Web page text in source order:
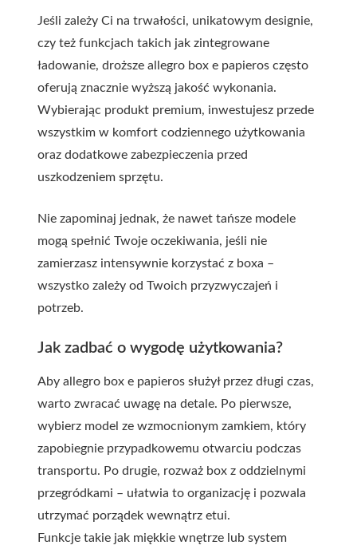
Jeśli zależy Ci na trwałości, unikatowym designie,
czy też funkcjach takich jak zintegrowane
ładowanie, droższe allegro box e papieros często
oferują znacznie wyższą jakość wykonania.
Wybierając produkt premium, inwestujesz przede
wszystkim w komfort codziennego użytkowania
oraz dodatkowe zabezpieczenia przed
uszkodzeniem sprzętu.
Nie zapominaj jednak, że nawet tańsze modele
mogą spełnić Twoje oczekiwania, jeśli nie
zamierzasz intensywnie korzystać z boxa –
wszystko zależy od Twoich przyzwyczajeń i
potrzeb.
Jak zadbać o wygodę użytkowania?
Aby allegro box e papieros służył przez długi czas,
warto zwracać uwagę na detale. Po pierwsze,
wybierz model ze wzmocnionym zamkiem, który
zapobiegnie przypadkowemu otwarciu podczas
transportu. Po drugie, rozważ box z oddzielnymi
przegródkami – ułatwia to organizację i pozwala
utrzymać porządek wewnątrz etui.
Funkcje takie jak miękkie wnętrze lub system